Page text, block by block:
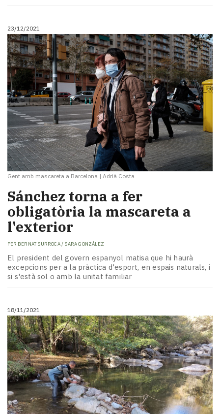
23/12/2021
Gent amb mascareta a Barcelona | Adrià Costa
Sánchez torna a fer
obligatòria la mascareta a
l'exterior
PER BERNAT SURROCA / SARA GONZÁLEZ
El president del govern espanyol matisa que hi haurà
excepcions per a la pràctica d'esport, en espais naturals, i
si s'està sol o amb la unitat familiar
18/11/2021